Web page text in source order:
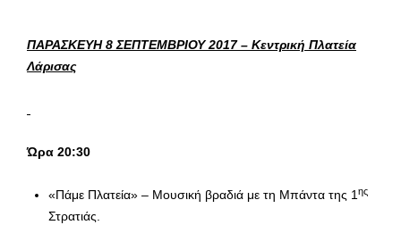
ΠΑΡΑΣΚΕΥΗ 8 ΣΕΠΤΕΜΒΡΙΟΥ 2017 – Κεντρική Πλατεία
Λάρισας
Ώρα 20:30
«Πάμε Πλατεία» – Μουσική βραδιά με τη Μπάντα της 1ης
Στρατιάς.